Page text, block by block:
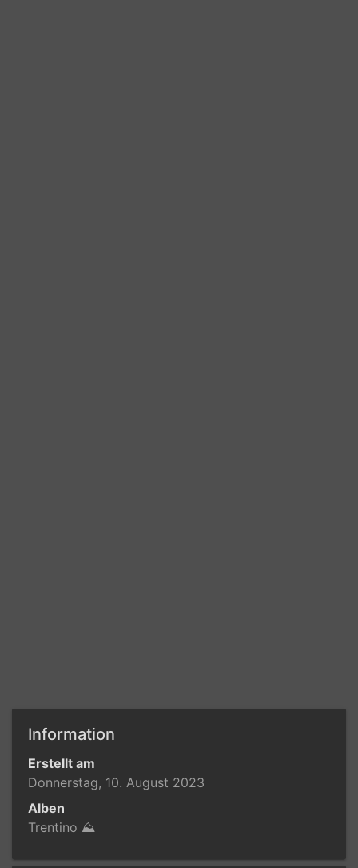
Information
Erstellt am
Donnerstag, 10. August 2023
Alben
Trentino ⛰️